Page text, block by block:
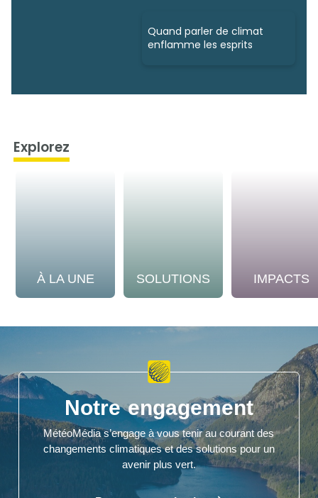
Quand parler de climat
enflamme les esprits
Explorez
À LA UNE SOLUTIONS IMPACTS
Notre engagement
MétéoMédia s’engage à vous tenir au courant des
changements climatiques et des solutions pour un
avenir plus vert.